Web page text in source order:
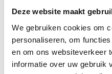
Deze website maakt
We gebruiken cookies om
personaliseren, om
en om ons websiteverkeer
informatie over uw gebruik
Donkerblauw
64,99